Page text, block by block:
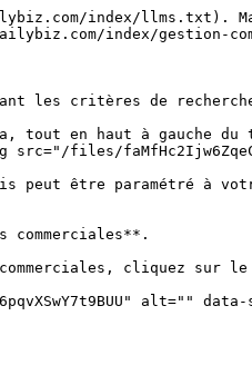
index/llms.txt).
index/gestion-
les critères de
tout en haut à gauche
files/
peut être paramétré à
commerciales**.
cliquez sur le
alt=""